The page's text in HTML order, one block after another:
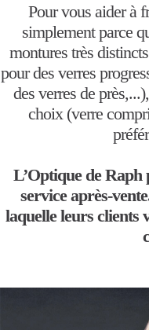
Pour vous aider à
simplement parce
montures très
pour des verres
des verres de
choix (verre
L’Optique de Raph
service après-
laquelle leurs clients